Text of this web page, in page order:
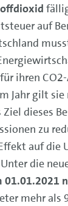
auf
ihren
Jahr gilt
dieses
zu
auf die
die
01.01.2021
mehr als